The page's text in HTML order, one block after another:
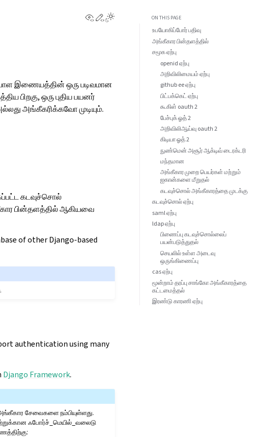
View this page
Edit this page
இணையத்தின் ஒரு படிவமான
பிறகு, ஒரு புதிய பயனர்
அங்கீகரிக்கவோ முடியும்.
கடவுச்சொல்
பின்தளத்தில் ஆகியவை
of other Django-based
authentication using many
Django Framework.
சேவைகளை நம்பியுள்ளது.
ஃபோர்ச்_மெயில்_வலைடு
ON THIS PAGE
உபயோகிப்போர் பதிவு
அங்கீகார பின்தளத்தில்
சமூக ஏற்பு
openid ஏற்பு
அறிவிலிமையம் ஏற்பு
github ee ஏற்பு
பிட்பக்கெட் ஏற்பு
கூகிள் oauth 2
பேச்புக் ஓத் 2
அறிவிலிஆய்வு oauth 2
கிடியா ஓத் 2
நுண்மென் அசூர் ஆக்டிவ் டைரக்டரி
மந்தமான
அங்கீகார முறை பெயர்கள் மற்றும்
ஐகான்களை மீறுதல்
கடவுச்சொல் அங்கீகாரத்தை முடக்கு
கடவுச்சொல் ஏற்பு
saml ஏற்பு
ldap ஏற்பு
பிணைப்பு கடவுச்சொல்லைப்
பயன்படுத்துதல்
செயலில் உள்ள அடைவு
ஒருங்கிணைப்பு
cas ஏற்பு
மூன்றாம் தரப்பு சாங்கோ அங்கீகாரத்தை
கட்டமைத்தல்
இரண்டு காரணி ஏற்பு